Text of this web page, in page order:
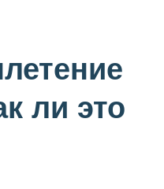
ли это